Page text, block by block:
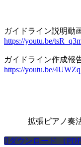
ガイドライン説明動
https://youtu.be/
ガイドライン作成報
https://youtu.be/
拡張ピアノ奏
 ダウンロード （PDF